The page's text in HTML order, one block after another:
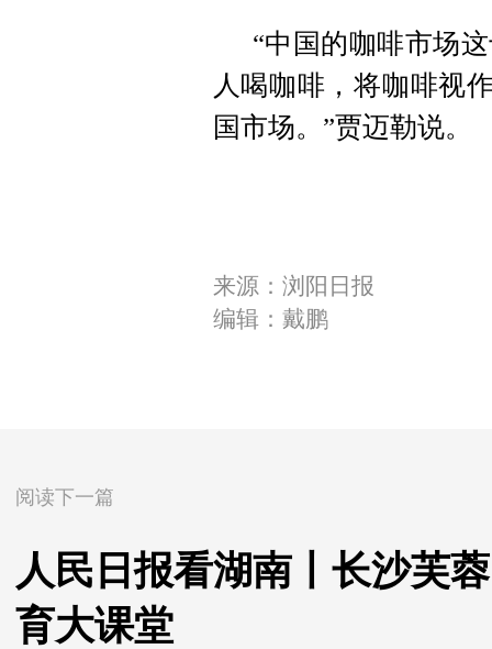
“中国的咖啡市场
人喝咖啡，将咖啡视
国市场。”贾迈勒说。
来源：浏阳日报
编辑：戴鹏
阅读下一篇
人民日报看湖南丨长沙芙
育大课堂